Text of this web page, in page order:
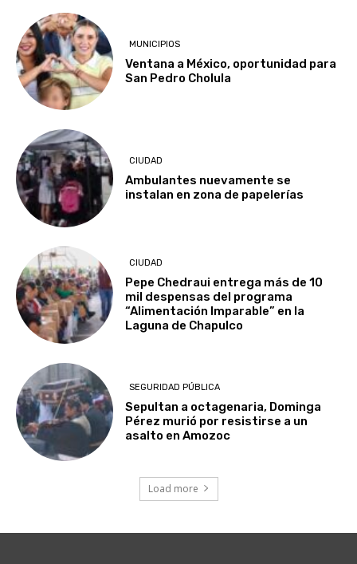
MUNICIPIOS
Ventana a México, oportunidad para
San Pedro Cholula
CIUDAD
Ambulantes nuevamente se
instalan en zona de papelerías
CIUDAD
Pepe Chedraui entrega más de 10
mil despensas del programa
“Alimentación Imparable” en la
Laguna de Chapulco
SEGURIDAD PÚBLICA
Sepultan a octagenaria, Dominga
Pérez murió por resistirse a un
asalto en Amozoc
Load more